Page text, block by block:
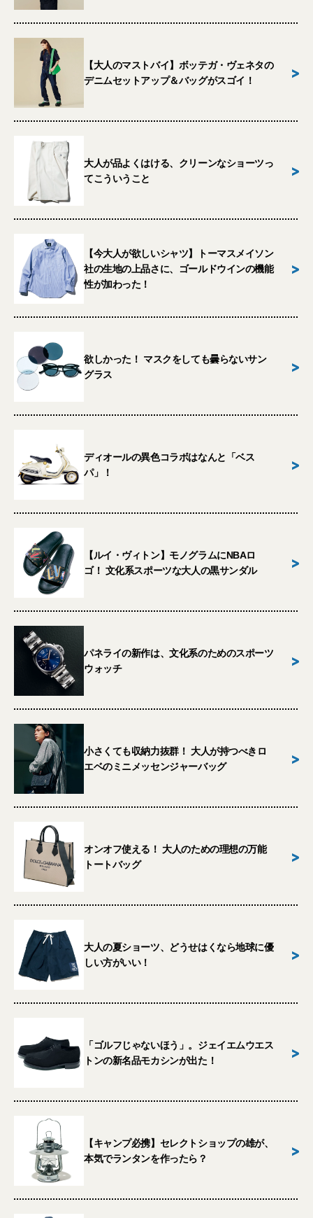
【大人のマストバイ】ボッテガ・ヴェネタの
デニムセットアップ＆バッグがスゴイ！
>
大人が品よくはける、クリーンなショーツっ
てこういうこと
>
【今大人が欲しいシャツ】トーマスメイソン
社の生地の上品さに、ゴールドウインの機能
性が加わった！
>
欲しかった！ マスクをしても曇らないサン
グラス
>
ディオールの異色コラボはなんと「ベス
パ」！
>
【ルイ・ヴィトン】モノグラムにNBAロ
ゴ！ 文化系スポーツな大人の黒サンダル
>
パネライの新作は、文化系のためのスポーツ
ウォッチ
>
小さくても収納力抜群！ 大人が持つべきロ
エベのミニメッセンジャーバッグ
>
オンオフ使える！ 大人のための理想の万能
トートバッグ
>
大人の夏ショーツ、どうせはくなら地球に優
しい方がいい！
>
「ゴルフじゃないほう」。ジェイエムウエス
トンの新名品モカシンが出た！
>
【キャンプ必携】セレクトショップの雄が、
本気でランタンを作ったら？
>